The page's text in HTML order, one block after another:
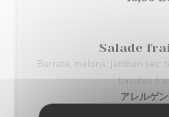
Salade
Burrata, melons, jambon sec,
tomates
アレルゲ